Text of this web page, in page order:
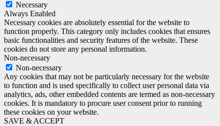
Necessary
Always Enabled
Necessary cookies are absolutely essential for the website to
function properly. This category only includes cookies that ensures
basic functionalities and security features of the website. These
cookies do not store any personal information.
Non-necessary
Non-necessary
Any cookies that may not be particularly necessary for the website
to function and is used specifically to collect user personal data via
analytics, ads, other embedded contents are termed as non-necessary
cookies. It is mandatory to procure user consent prior to running
these cookies on your website.
SAVE & ACCEPT